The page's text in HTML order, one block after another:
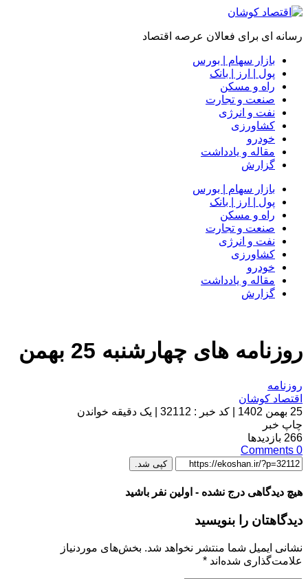
رسانه ای برای فعالان عرصه اقتصاد
بازار سهام | بورس
پول | ارز | بانک
راه و مسکن
صنعت و تجارت
نفت و انرژی
کشاورزی
خودرو
مقاله و یادداشت
گزارش
بازار سهام | بورس
پول | ارز | بانک
راه و مسکن
صنعت و تجارت
نفت و انرژی
کشاورزی
خودرو
مقاله و یادداشت
گزارش
روزنامه های چهارشنبه 25 بهمن
روزنامه
اقتصاد کوشان
25 بهمن 1402
کد خبر : 32112
یک دقیقه خواندن
چاپ خبر
266 بازدیدها
0
Comments
کپی شد.
هیچ دیدگاهی درج نشده - اولین نفر باشید
دیدگاهتان را بنویسید
نشانی ایمیل شما منتشر نخواهد شد. بخش‌های موردنیاز
علامت‌گذاری شده‌اند *